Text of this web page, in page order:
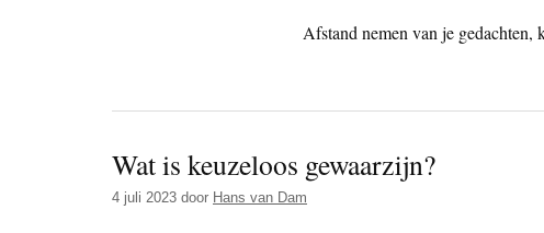
Afstand nemen van je gedachten,
Wat is keuzeloos gewaarzijn?
4 juli 2023 door Hans van Dam